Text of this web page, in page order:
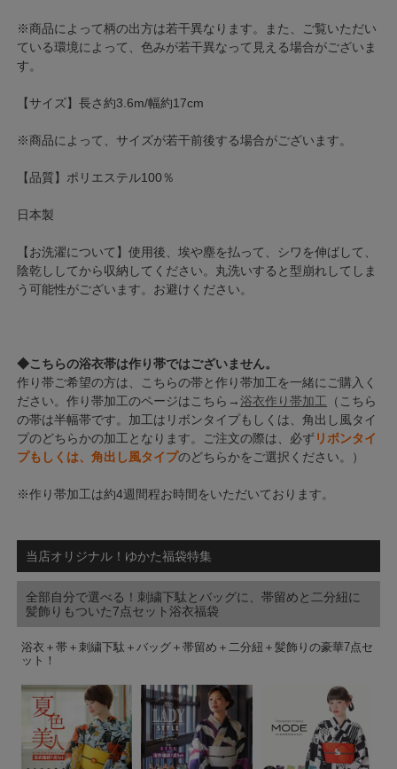
※商品によって柄の出方は若干異なります。また、ご覧いただい
ている環境によって、色みが若干異なって見える場合がございま
す。
【サイズ】長さ約3.6m/幅約17cm
※商品によって、サイズが若干前後する場合がございます。
【品質】ポリエステル100％
日本製
【お洗濯について】使用後、埃や塵を払って、シワを伸ばして、
陰乾ししてから収納してください。丸洗いすると型崩れしてしま
う可能性がございます。お避けください。
◆こちらの浴衣帯は作り帯ではございません。
作り帯ご希望の方は、こちらの帯と作り帯加工を一緒にご購入く
ださい。作り帯加工のページはこちら→浴衣作り帯加工
（こちら
の帯は半幅帯です。加工はリボンタイプもしくは、角出し風タイ
プのどちらかの加工となります。ご注文の際は、必ずリボンタイ
プもしくは、角出し風タイプのどちらかをご選択ください。）
※作り帯加工は約4週間程お時間をいただいております。